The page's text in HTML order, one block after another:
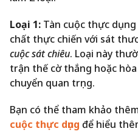
Loại 1: Tàn cuộc thực
chất thực chiến với sát
cuộc sát chiêu. Loại này
trận thế cờ thắng hoặc
chuyển quan trọng.
Bạn có thể tham khảo
cuộc thực dụng để hiểu